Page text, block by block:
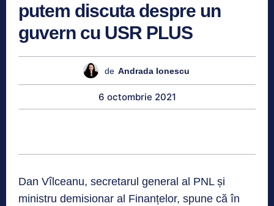
putem discuta despre un
guvern cu USR PLUS
de Andrada Ionescu
6 octombrie 2021
Dan Vîlceanu, secretarul general al PNL și
ministru demisionar al Finanțelor, spune că în